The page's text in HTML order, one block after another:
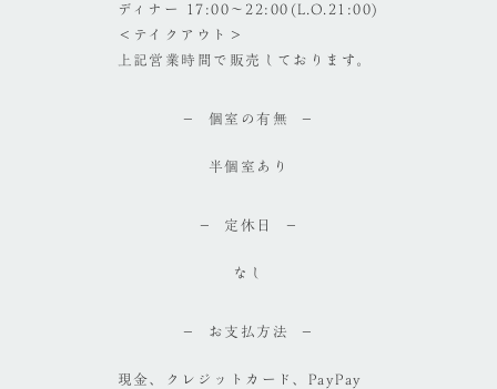
ディナー 17:00～22:00(L.O.21:00)
＜テイクアウト＞
上記営業時間で販売しております。
個室の有無
半個室あり
定休日
なし
お支払方法
現金、クレジットカード、PayPay